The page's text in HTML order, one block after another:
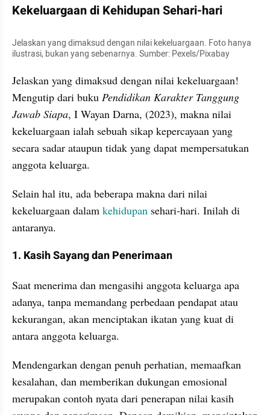
Kekeluargaan di Kehidupan Sehari-hari
Jelaskan yang dimaksud dengan nilai kekeluargaan. Foto hanya
ilustrasi, bukan yang sebenarnya. Sumber: Pexels/Pixabay
Jelaskan yang dimaksud dengan nilai kekeluargaan!
Mengutip dari buku Pendidikan Karakter Tanggung
Jawab Siapa, I Wayan Darna, (2023), makna nilai
kekeluargaan ialah sebuah sikap kepercayaan yang
secara sadar ataupun tidak yang dapat mempersatukan
anggota keluarga.
Selain hal itu, ada beberapa makna dari nilai
kekeluargaan dalam kehidupan sehari-hari. Inilah di
antaranya.
1. Kasih Sayang dan Penerimaan
Saat menerima dan mengasihi anggota keluarga apa
adanya, tanpa memandang perbedaan pendapat atau
kekurangan, akan menciptakan ikatan yang kuat di
antara anggota keluarga.
Mendengarkan dengan penuh perhatian, memaafkan
kesalahan, dan memberikan dukungan emosional
merupakan contoh nyata dari penerapan nilai kasih